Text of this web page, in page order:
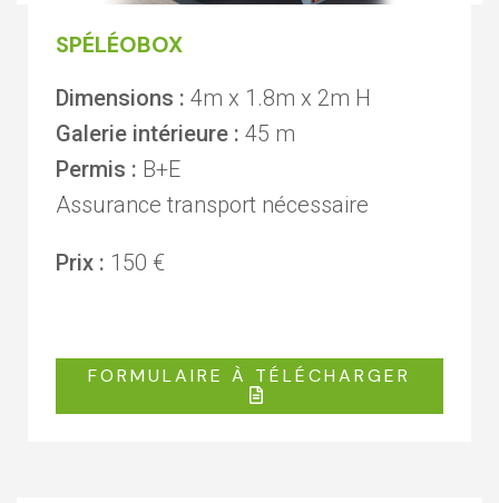
SPÉLÉOBOX
Dimensions : 4m x 1.8m x 2m H
Galerie intérieure : 45 m
Permis : B+E
Assurance transport nécessaire
Prix : 150 €
FORMULAIRE À TÉLÉCHARGER